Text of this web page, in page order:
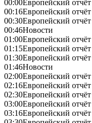
00:00Европейский отчёт
00:16Европейский отчёт
00:30Европейский отчёт
00:46Новости
01:00Европейский отчёт
01:15Европейский отчёт
01:30Европейский отчёт
01:46Новости
02:00Европейский отчёт
02:16Европейский отчёт
02:30Европейский отчёт
03:00Европейский отчёт
03:16Европейский отчёт